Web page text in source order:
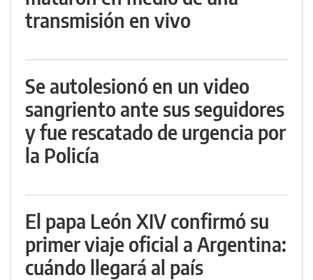
transmisión en vivo
Se autolesionó en un video
sangriento ante sus seguidores
y fue rescatado de urgencia por
la Policía
El papa León XIV confirmó su
primer viaje oficial a Argentina:
cuándo llegará al país